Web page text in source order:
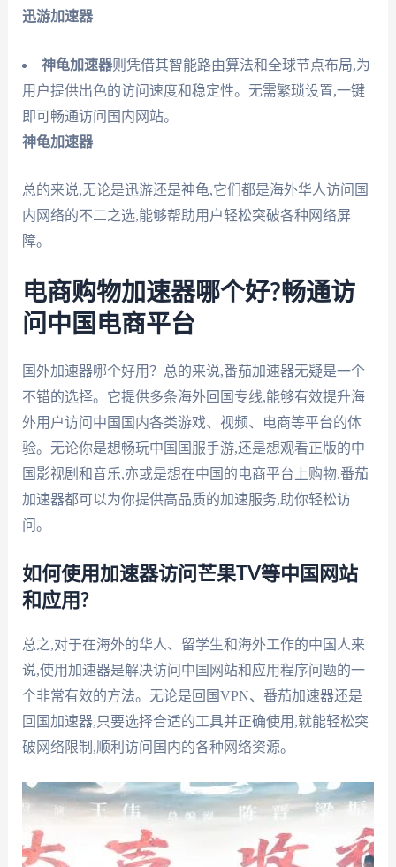
迅游加速器
神龟加速器则凭借其智能路由算法和全球节点布局,为
用户提供出色的访问速度和稳定性。无需繁琐设置,一键
即可畅通访问国内网站。
神龟加速器
总的来说,无论是迅游还是神龟,它们都是海外华人访问国
内网络的不二之选,能够帮助用户轻松突破各种网络屏
障。
电商购物加速器哪个好?畅通访
问中国电商平台
国外加速器哪个好用？总的来说,番茄加速器无疑是一个
不错的选择。它提供多条海外回国专线,能够有效提升海
外用户访问中国国内各类游戏、视频、电商等平台的体
验。无论你是想畅玩中国国服手游,还是想观看正版的中
国影视剧和音乐,亦或是想在中国的电商平台上购物,番茄
加速器都可以为你提供高品质的加速服务,助你轻松访
问。
如何使用加速器访问芒果TV等中国网站
和应用?
总之,对于在海外的华人、留学生和海外工作的中国人来
说,使用加速器是解决访问中国网站和应用程序问题的一
个非常有效的方法。无论是回国VPN、番茄加速器还是
回国加速器,只要选择合适的工具并正确使用,就能轻松突
破网络限制,顺利访问国内的各种网络资源。